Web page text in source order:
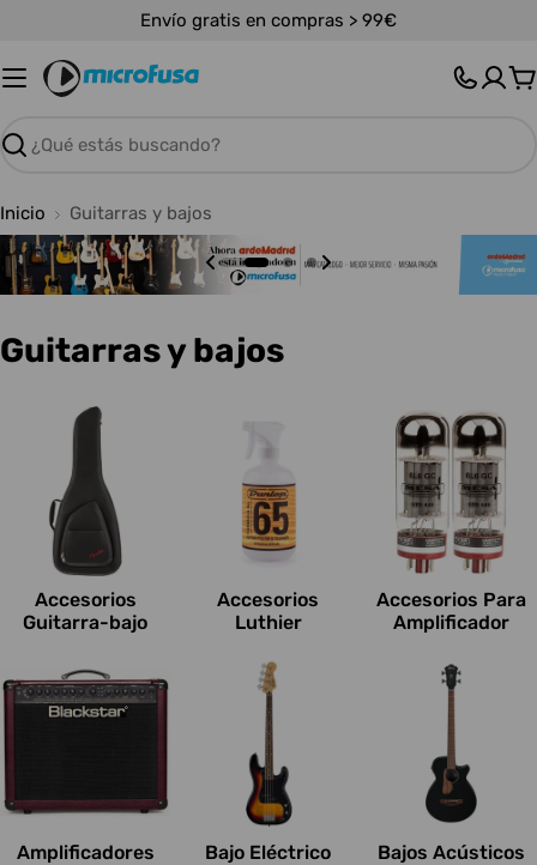
contenido
Envío gratis en compras > 99€
Buscar
Inicio Guitarras y bajos
C
e
s
:
Guitarras y bajos
Accesorios
Guitarra-bajo
Accesorios
Luthier
Accesorios Para
Amplificador
Amplificadores Bajo Eléctrico Bajos Acústicos